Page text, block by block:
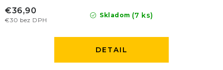
Skladom (7 ks)
€30 bez DPH
€36,90
DETAIL